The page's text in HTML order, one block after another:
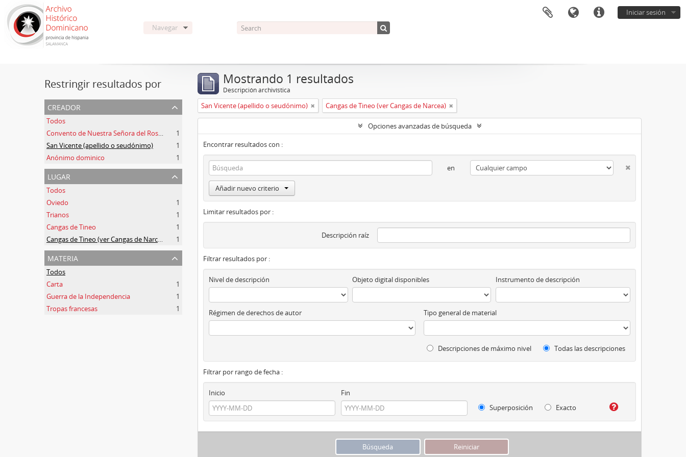
Iniciar sesión
Navegar
Restringir resultados por
creador
Todos
Convento de Nuestra Señora del Rosario de Oviedo
1
San Vicente (apellido o seudónimo)
1
Anónimo dominico
1
lugar
Todos
Oviedo
1
Trianos
1
Cangas de Tineo
1
Cangas de Tineo (ver Cangas de Narcea)
1
materia
Todos
Carta
1
Guerra de la Independencia
1
Tropas francesas
1
Mostrando 1 resultados
Descripción archivística
San Vicente (apellido o seudónimo) Cangas de Tineo (ver Cangas de Narcea)
Opciones avanzadas de búsqueda
Encontrar resultados con :
en
Añadir nuevo criterio
Limitar resultados por :
Descripción raíz
Filtrar resultados por :
Nivel de descripción Objeto digital disponibles Instrumento de descripción
Régimen de derechos de autor Tipo general de material
Descripciones de máximo nivel Todas las descripciones
Filtrar por rango de fecha :
Inicio
Fin
Superposición
Exacto